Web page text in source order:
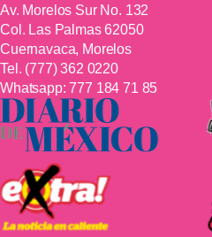
Av. Morelos Sur No. 132
Col. Las Palmas 62050
Cuernavaca, Morelos
Tel. (777) 362 0220
Whatsapp:777 184 71 85